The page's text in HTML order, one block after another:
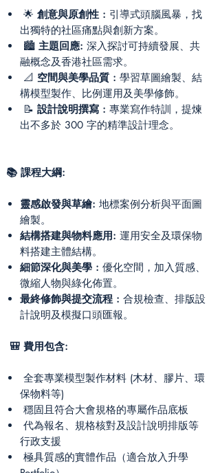
🌟 創意與原創性 : 引導式頭腦風暴，找
出獨特的社區痛點與創新方案。
🏙️ 主題回應: 深入探討可持續發展、共
融概念及香港社區需求。
📐 空間與美學品質 : 學習草圖繪製、結
構模型製作、比例運用及美學修飾。
📝 設計說明撰寫 : 專業寫作特訓，提煉
出不多於 300 字的精準設計理念。
📚 課程大綱:
靈感啟發與草繪: 地標案例分析與平面圖
繪製。
結構搭建與物料應用: 運用安全及環保物
料搭建主體結構。
細節深化與美學 : 優化空間，加入質感、
微縮人物與綠化佈置。
最終修飾與提交流程 : 合規檢查、排版設
計說明及模擬口頭匯報。
🎒 費用包含:
全套專業模型製作材料 (木材、膠片、環
保物料等)
穩固且符合大會規格的專屬作品底板
代為報名、規格核對及設計說明排版等
行政支援
極具質感的實體作品（適合放入升學